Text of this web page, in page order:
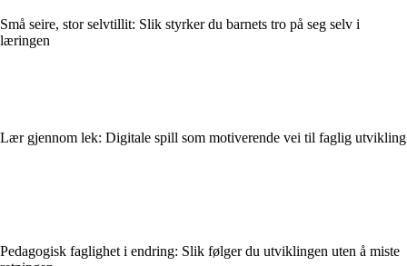
Små seire, stor selvtillit: Slik styrker du barnets tro på seg selv i
læringen
Lær gjennom lek: Digitale spill som motiverende vei til faglig utvikling
Pedagogisk faglighet i endring: Slik følger du utviklingen uten å miste